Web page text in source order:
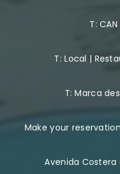
T:
T:Local |
T:Marca
Make your
Avenida Costera